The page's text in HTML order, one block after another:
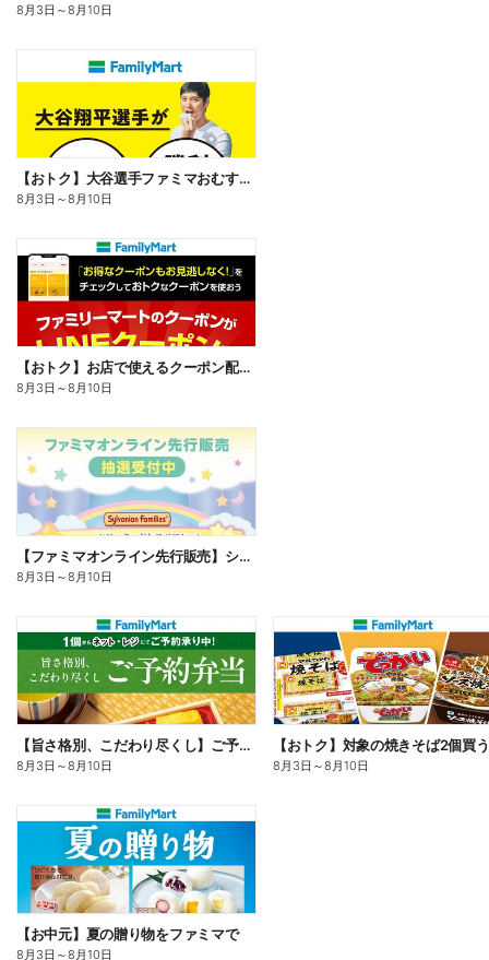
8月3日 ～8月10日
【おトク】大谷選手ファミマおむすび割
8月3日 ～8月10日
【おトク】お店で使えるクーポン配信中
8月3日 ～8月10日
【ファミマオンライン先行販売】シルバニアファミリー
8月3日 ～8月10日
【旨さ格別、こだわり尽くし】ご予約弁当
8月3日 ～8月10日 8月3日 ～8月10日
【お中元】夏の贈り物をファミマで
8月3日 ～8月10日